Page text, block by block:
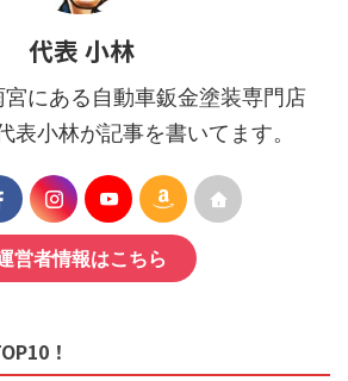
代表 小林
にある自動車鈑金塗装専門店
表小林が記事を書いてます。
営者情報はこちら
！